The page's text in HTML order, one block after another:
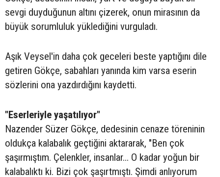
sevgi duyduğunun altını çizerek, onun mirasının da
büyük sorumluluk yüklediğini vurguladı.
Aşık Veysel'in daha çok geceleri beste yaptığını dile
getiren Gökçe, sabahları yanında kim varsa eserin
sözlerini ona yazdırdığını kaydetti.
"Eserleriyle yaşatılıyor"
Nazender Süzer Gökçe, dedesinin cenaze töreninin
oldukça kalabalık geçtiğini aktararak, "Ben çok
şaşırmıştım. Çelenkler, insanlar... O kadar yoğun bir
kalabalıktı ki. Bizi çok şaşırtmıştı. Şimdi anlıyorum